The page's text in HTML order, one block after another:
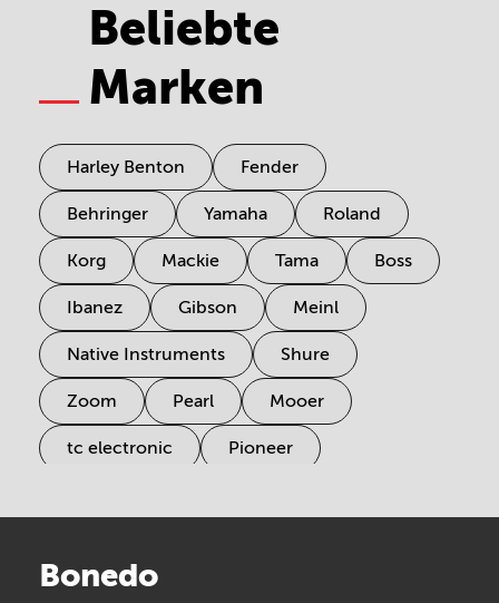
Beliebte
Marken
Harley Benton Fender
Behringer Yamaha Roland
Korg Mackie Tama Boss
Ibanez Gibson Meinl
Native Instruments Shure
Zoom Pearl Mooer
tc electronic Pioneer
Arturia
Bonedo